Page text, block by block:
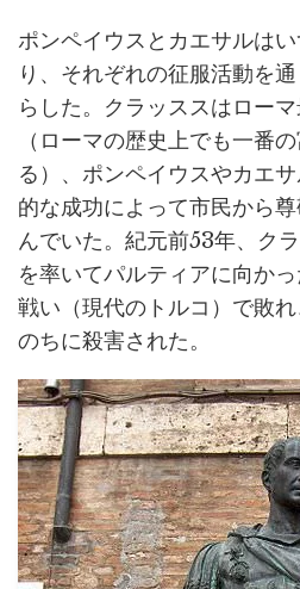
ポンペイウスとカエサルは
り、それぞれの征服活動を
らした。クラッススはロー
（ローマの歴史上でも一番
る）、ポンペイウスやカエ
的な成功によって市民から
んでいた。紀元前53年、ク
を率いてパルティアに向か
戦い（現代のトルコ）で敗
のちに殺害された。